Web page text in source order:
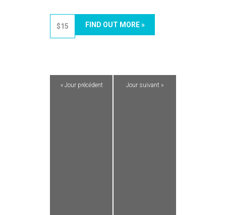
$15 FIND OUT MORE »
«Jour précédent Jour suivant »